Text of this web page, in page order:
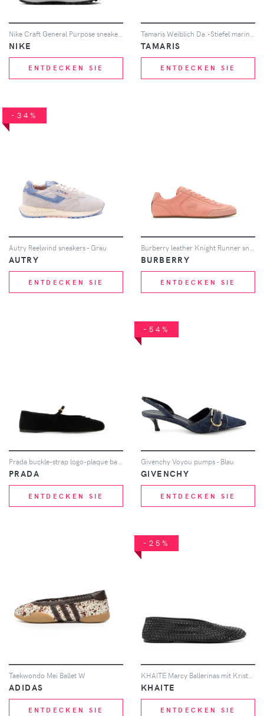
NIKE
ENTDECKEN SIE
TAMARIS
ENTDECKEN SIE
-34%
Autry Reelwind sneakers - Grau
AUTRY
ENTDECKEN SIE
BURBERRY
ENTDECKEN SIE
PRADA
ENTDECKEN SIE
-54%
Givenchy Voyou pumps - Blau
GIVENCHY
ENTDECKEN SIE
Taekwondo Mei Ballet W
ADIDAS
ENTDECKEN SIE
-25%
KHAITE Marcy Ballerinas mit Kristallen - Schwarz
KHAITE
ENTDECKEN SIE